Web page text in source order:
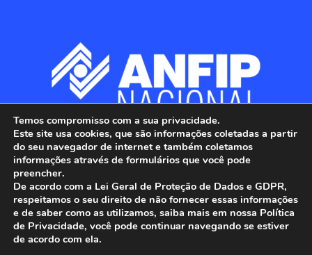
ANFIP - Associação Nacional dos Auditores
Fiscais da Receita Federal do Brasil.
Temos compromisso com a sua privacidade.
Este site usa cookies, que são informações coletadas a partir
do seu navegador de internet e também coletamos
informações através de formulários que você pode
preencher.
De acordo com a Lei Geral de Proteção de Dados e GDPR,
respeitamos o seu direito de não fornecer essas informações
e de saber como as utilizamos, saiba mais em nossa Política
de Privacidade, você pode continuar navegando se estiver
de acordo com ela.